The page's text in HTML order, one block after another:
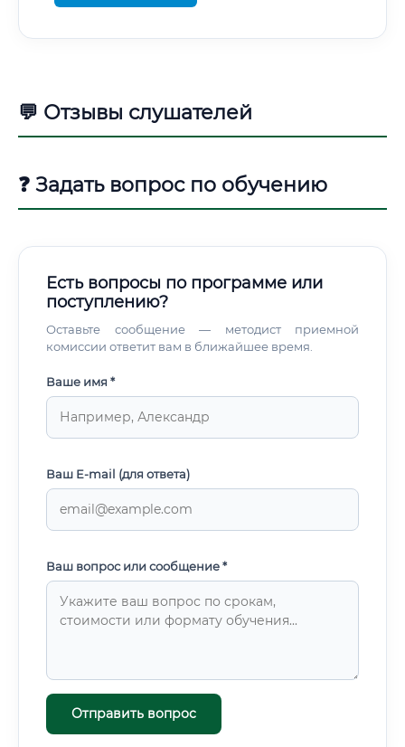
💬 Отзывы слушателей
❓ Задать вопрос по обучению
Есть вопросы по программе или
поступлению?
Оставьте сообщение — методист приемной
комиссии ответит вам в ближайшее время.
Ваше имя *
Ваш E-mail (для ответа)
Ваш вопрос или сообщение *
Отправить вопрос